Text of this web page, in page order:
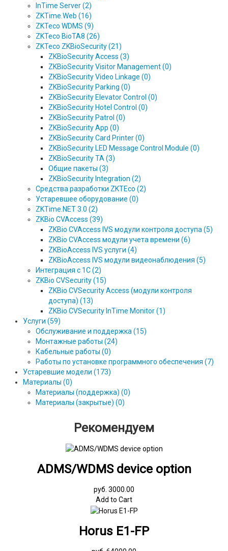
InTime Server (2)
ZKTime.Web (16)
ZKTeco WDMS (9)
ZKTeco BioTA8 (26)
ZKTeco ZKBioSecurity (21)
ZKBioSecurity Access (3)
ZKBioSecurity Visitor Management (0)
ZKBioSecurity Video Linkage (0)
ZKBioSecurity Parking (0)
ZKBioSecurity Elevator Control (0)
ZKBioSecurity Hotel Control (0)
ZKBioSecurity Patrol (0)
ZKBioSecurity App (0)
ZKBioSecurity Card Printer (0)
ZKBioSecurity LED Message Control Module (0)
ZKBioSecurity TA (3)
Общие пакеты (3)
ZKBioSecurity Integration (2)
Средства разработки ZKTEco (2)
Устаревшее оборудование (0)
ZKTime.NET 3.0 (2)
ZKBio CVAccess (39)
ZKBio CVAccess IVS модули контроля доступа (5)
ZKBio CVAccess модули учета времени (6)
ZKBioAccess IVS услуги (4)
ZKBioAccess IVS модули видеонаблюдения (5)
Интеграция с 1С (2)
ZKBio CVSecurity (15)
ZKBio CVSecurity Access (модули контроля
доступа) (13)
ZKBio CVSecurity InTime Monitor (1)
Услуги (59)
Обслуживание и поддержка (15)
Монтажные работы (24)
Кабельные работы (0)
Работы по установке программного обеспечения (7)
Устаревшие модели (173)
Материалы (0)
Материалы (поддержка) (0)
Материалы (закрытые) (0)
Рекомендуем
ADMS/WDMS device option
руб. 3000.00
Add to Cart
Horus E1-FP